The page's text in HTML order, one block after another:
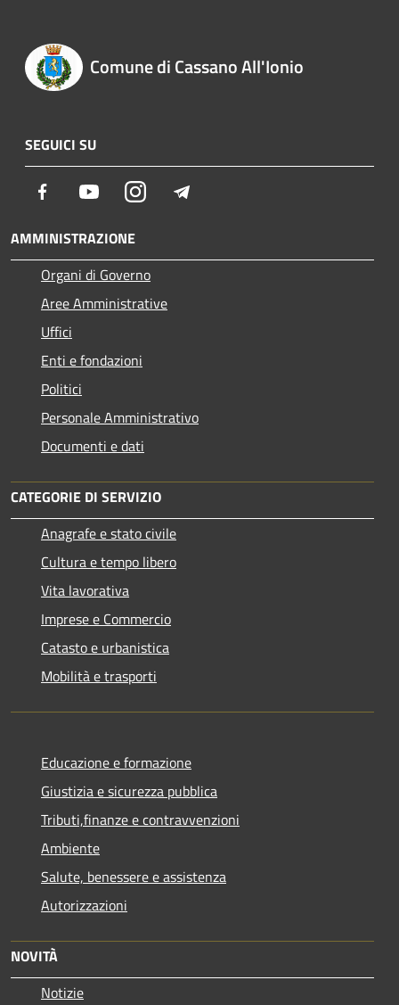
Comune di Cassano All'Ionio
SEGUICI SU
Facebook YoutubeInstagram
AMMINISTRAZIONE
Organi di Governo
Aree Amministrative
Uffici
Enti e fondazioni
Politici
Personale Amministrativo
Documenti e dati
CATEGORIE DI SERVIZIO
Anagrafe e stato civile
Cultura e tempo libero
Vita lavorativa
Imprese e Commercio
Catasto e urbanistica
Mobilità e trasporti
Educazione e formazione
Giustizia e sicurezza pubblica
Tributi,finanze e contravvenzioni
Ambiente
Salute, benessere e assistenza
Autorizzazioni
NOVITÀ
Notizie